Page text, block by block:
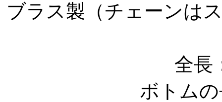
ブラス製（チェーンは
全長
ボトム